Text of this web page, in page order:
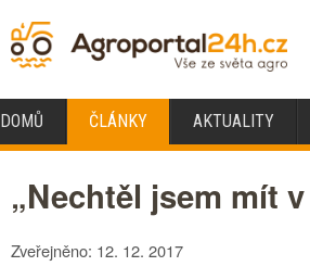
DOMŮ ČLÁNKY AKTUALITY
„Nechtěl jsem mít
Zveřejněno: 12. 12. 2017